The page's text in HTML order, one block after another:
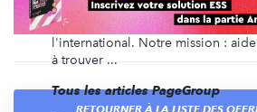
transition, ainsi que du
des recrutements volumiques, en
l'international. Notre mission :
à trouver ...
Tous les articles PageGroup
RETOURNER À LA LISTE DES